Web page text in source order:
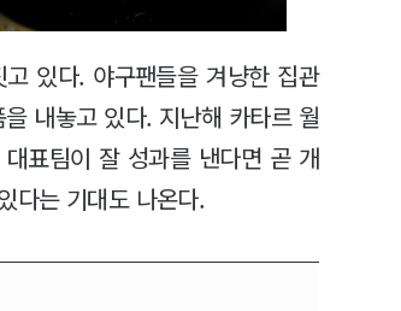
있다. 야구팬들을 겨냥한 집관
내놓고 있다. 지난해 카타르 월
표팀이 잘 성과를 낸다면 곧 개
다는 기대도 나온다.